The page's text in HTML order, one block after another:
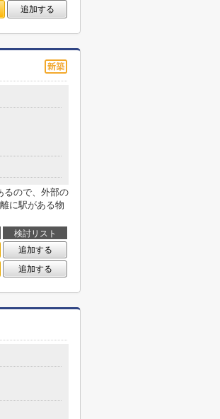
追加する
るので、外部の
に駅がある物
検討リスト
追加する
追加する